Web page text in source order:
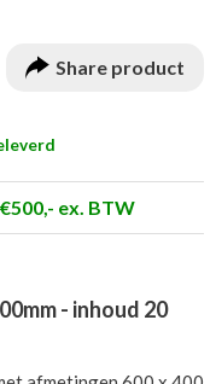
Share product
ex. BTW
- inhoud 20